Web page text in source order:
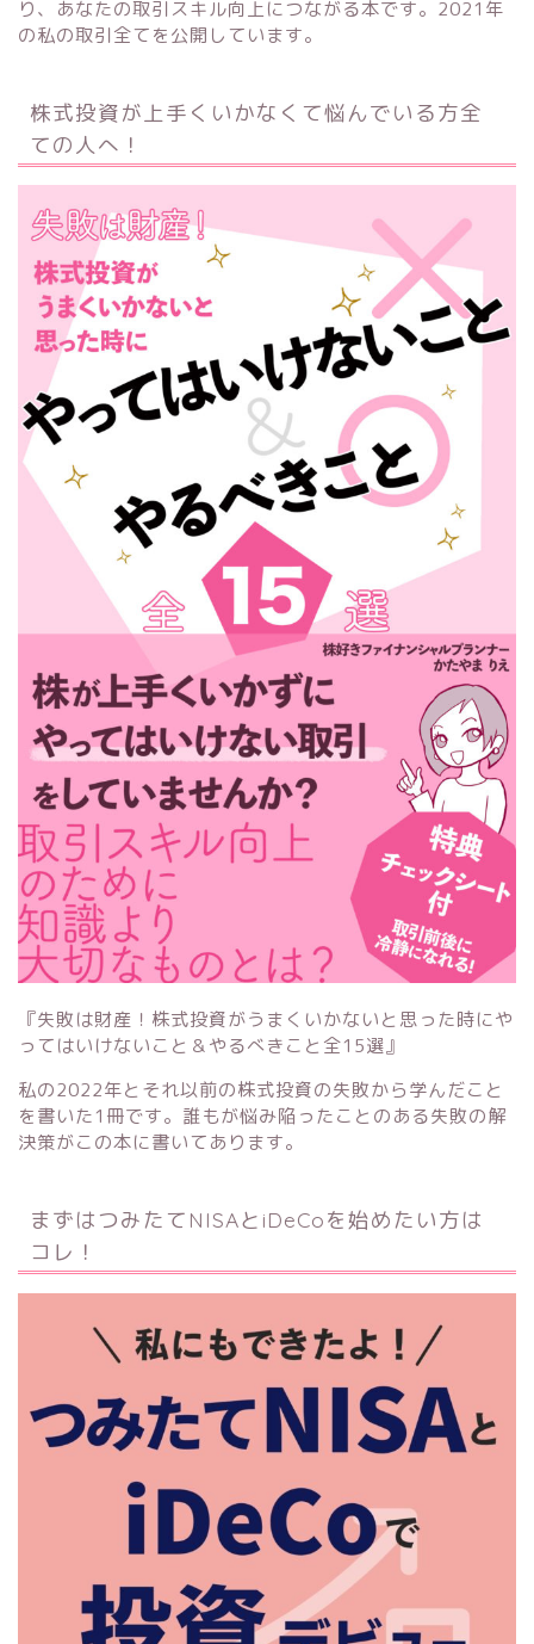
り、あなたの取引スキル向上につながる本です。2021年
の私の取引全てを公開しています。
株式投資が上手くいかなくて悩んでいる方全
ての人へ！
『失敗は財産！株式投資がうまくいかないと思った時にや
ってはいけないこと＆やるべきこと全15選』
私の2022年とそれ以前の株式投資の失敗から学んだこと
を書いた1冊です。誰もが悩み陥ったことのある失敗の解
決策がこの本に書いてあります。
まずはつみたてNISAとiDeCoを始めたい方は
コレ！